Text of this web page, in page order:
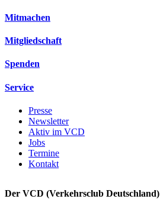
Mitmachen
Mitgliedschaft
Spenden
Service
Presse
Newsletter
Aktiv im VCD
Jobs
Termine
Kontakt
Der VCD (Verkehrsclub Deutschland)